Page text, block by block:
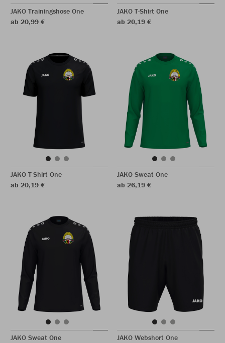
JAKO Trainingshose One
ab 20,99 €
JAKO T-Shirt One
ab 20,19 €
JAKO T-Shirt One
ab 20,19 €
JAKO Sweat One
ab 26,19 €
JAKO Sweat One
JAKO Webshort One